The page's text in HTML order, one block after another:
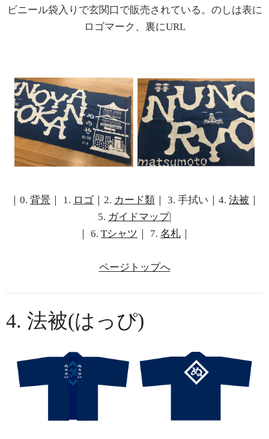
ビニール袋入りで玄関口で販売されている。のしは表に
ロゴマーク、裏にURL
｜0. 背景 ｜ 1. ロゴ ｜2. カード類 ｜ 3. 手拭い｜4. 法被
5. ガイドマップ
｜ 6. Tシャツ ｜ 7. 名札
ページトップへ
4. 法被(はっぴ)